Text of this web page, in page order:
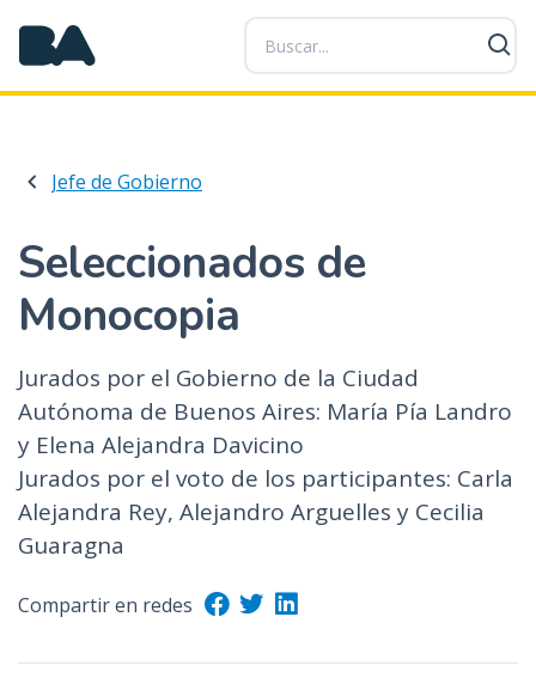
P
a
s
a
n
i
d
o
p
r
c
Jefe de Gobierno
Seleccionados de
Monocopia
Jurados por el Gobierno de la Ciudad
Autónoma de Buenos Aires: María Pía Landro
y Elena Alejandra Davicino
Jurados por el voto de los participantes: Carla
Alejandra Rey, Alejandro Arguelles y Cecilia
Guaragna
Compartir en redes